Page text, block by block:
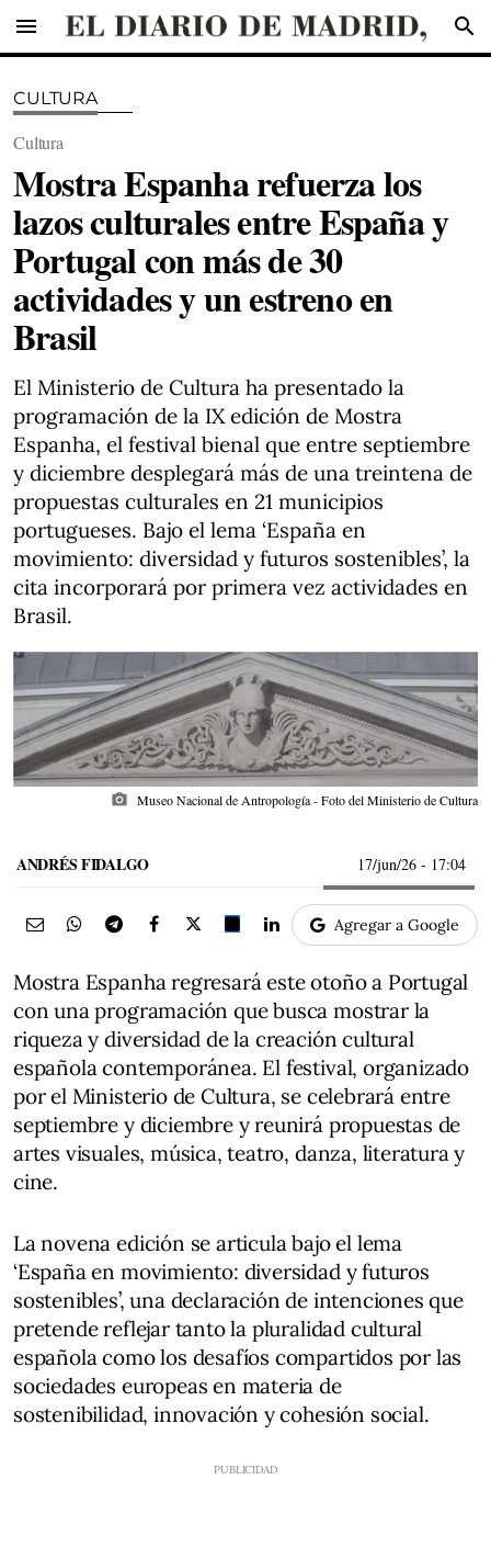
menu search
CULTURA
Cultura
Mostra Espanha refuerza los
lazos culturales entre España y
Portugal con más de 30
actividades y un estreno en
Brasil
El Ministerio de Cultura ha presentado la
programación de la IX edición de Mostra
Espanha, el festival bienal que entre septiembre
y diciembre desplegará más de una treintena de
propuestas culturales en 21 municipios
portugueses. Bajo el lema ‘España en
movimiento: diversidad y futuros sostenibles’, la
cita incorporará por primera vez actividades en
Brasil.
photo_camera Museo Nacional de Antropología - Foto del Ministerio de Cultura
ANDRÉS FIDALGO 17/jun/26 - 17:04
Agregar a Google
Mostra Espanha regresará este otoño a Portugal
con una programación que busca mostrar la
riqueza y diversidad de la creación cultural
española contemporánea. El festival, organizado
por el Ministerio de Cultura, se celebrará entre
septiembre y diciembre y reunirá propuestas de
artes visuales, música, teatro, danza, literatura y
cine.
La novena edición se articula bajo el lema
‘España en movimiento: diversidad y futuros
sostenibles’, una declaración de intenciones que
pretende reflejar tanto la pluralidad cultural
española como los desafíos compartidos por las
sociedades europeas en materia de
sostenibilidad, innovación y cohesión social.